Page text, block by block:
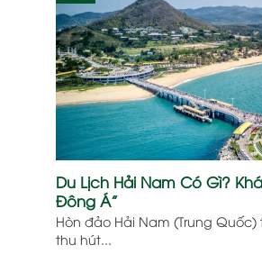
Du Lịch Hải Nam Có Gì?
Đông Á”
Hòn đảo Hải Nam (Trung
thu hút...